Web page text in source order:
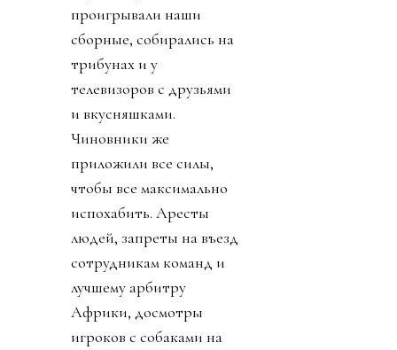
проигрывали наши
сборные, собирались на
трибунах и у
телевизоров с друзьями
и вкусняшками.
Чиновники же
приложили все силы,
чтобы все максимально
испохабить. Аресты
людей, запреты на въезд
сотрудникам команд и
лучшему арбитру
Африки, досмотры
игроков с собаками на